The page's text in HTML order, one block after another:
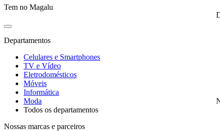
Tem no Magalu
Departamentos
Celulares e Smartphones
TV e Vídeo
Eletrodomésticos
Móveis
Informática
Moda
Todos os departamentos
Nossas marcas e parceiros